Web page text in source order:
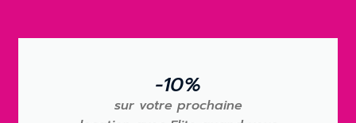
-10%
sur votre prochaine